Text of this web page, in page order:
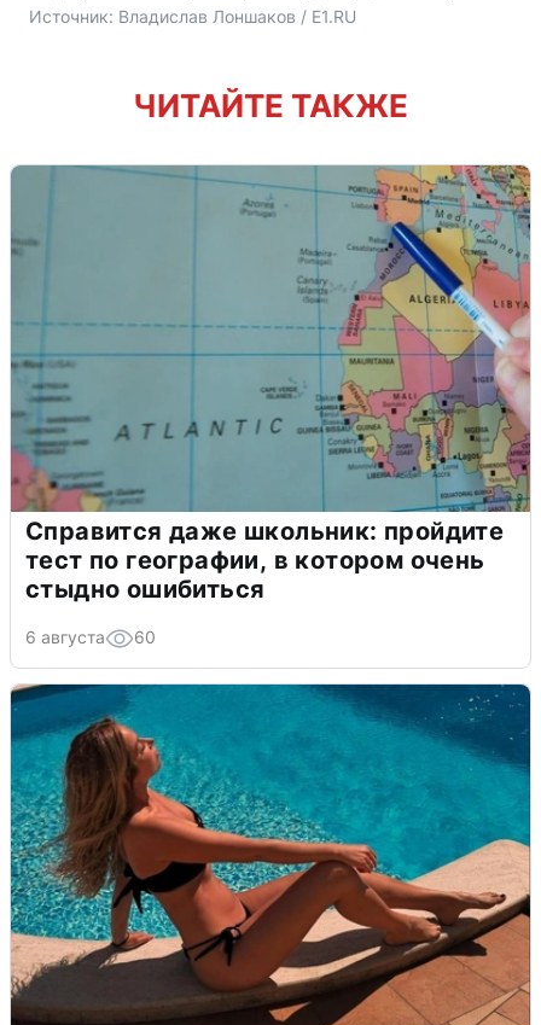
Источник: Владислав Лоншаков / E1.RU
ЧИТАЙТЕ ТАКЖЕ
Справится даже школьник: пройдите
тест по географии, в котором очень
стыдно ошибиться
6 августа 60